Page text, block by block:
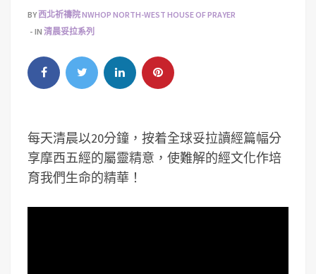
BY西北祈禱院 NWHOP NORTH-WEST HOUSE OF PRAYER
IN 清晨妥拉系列
每天清晨以20分鐘，按着全球妥拉讀經篇幅分
享摩西五經的屬靈精意，使難解的經文化作培
育我們生命的精華！